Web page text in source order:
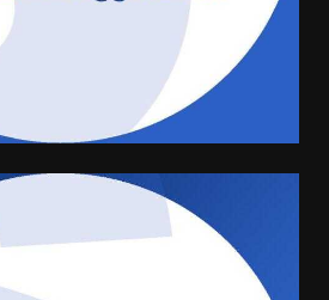
torna la Sagra del
Spada: appuntamento a
8 agosto
giornalistico è un
Agosto 2026 17:22